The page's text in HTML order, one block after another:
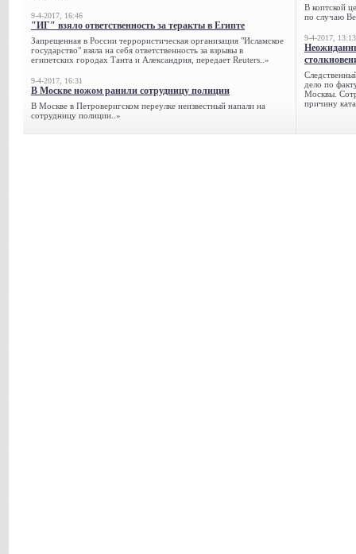
9-4-2017, 16:46
"ИГ" взяло ответственность за теракты в Египте
Запрещенная в России террористическая организация "Исламское
государство" взяла на себя ответственность за взрывы в
египетских городах Танта и Александрия, передает Reuters..»
9-4-2017, 16:31
В Москве ножом ранили сотрудницу полиции
В Москве в Петроверигском переулке неизвестный напали на
сотрудницу полиции..»
В коптской
по случаю
9-4-2017, 13:13
дело по
Москвы.
причину